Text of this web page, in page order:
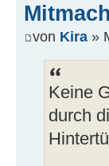
von Kira »
Keine
durch